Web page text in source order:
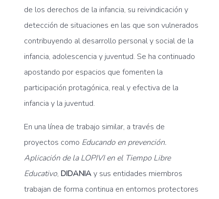
de los derechos de la infancia, su reivindicación y
detección de situaciones en las que son vulnerados
contribuyendo al desarrollo personal y social de la
infancia, adolescencia y juventud. Se ha continuado
apostando por espacios que fomenten la
participación protagónica, real y efectiva de la
infancia y la juventud.
En una línea de trabajo similar, a través de
proyectos como Educando en prevención.
Aplicación de la LOPIVI en el Tiempo Libre
Educativo, DIDANIAy sus entidades miembros
trabajan de forma continua en entornos protectores